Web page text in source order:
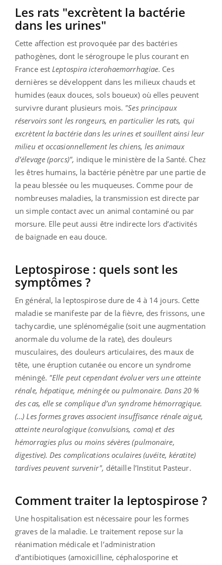
Les rats "excrètent la bactérie
dans les urines"
Cette affection est provoquée par des bactéries
pathogènes, dont le sérogroupe le plus courant en
France est Leptospira icterohaemorrhagiae. Ces
dernières se développent dans les milieux chauds et
humides (eaux douces, sols boueux) où elles peuvent
survivre durant plusieurs mois. "Ses principaux
réservoirs sont les rongeurs, en particulier les rats, qui
excrètent la bactérie dans les urines et souillent ainsi leur
milieu et occasionnellement les chiens, les animaux
d’élevage (porcs)", indique le ministère de la Santé. Chez
les êtres humains, la bactérie pénètre par une partie de
la peau blessée ou les muqueuses. Comme pour de
nombreuses maladies, la transmission est directe par
un simple contact avec un animal contaminé ou par
morsure. Elle peut aussi être indirecte lors d’activités
de baignade en eau douce.
Leptospirose : quels sont les
symptômes ?
En général, la leptospirose dure de 4 à 14 jours. Cette
maladie se manifeste par de la fièvre, des frissons, une
tachycardie, une splénomégalie (soit une augmentation
anormale du volume de la rate), des douleurs
musculaires, des douleurs articulaires, des maux de
tête, une éruption cutanée ou encore un syndrome
méningé. "Elle peut cependant évoluer vers une atteinte
rénale, hépatique, méningée ou pulmonaire. Dans 20 %
des cas, elle se complique d’un syndrome hémorragique.
(…) Les formes graves associent insuffisance rénale aiguë,
atteinte neurologique (convulsions, coma) et des
hémorragies plus ou moins sévères (pulmonaire,
digestive). Des complications oculaires (uvéite, kératite)
tardives peuvent survenir", détaille l’Institut Pasteur.
Comment traiter la leptospirose ?
Une hospitalisation est nécessaire pour les formes
graves de la maladie. Le traitement repose sur la
réanimation médicale et l’administration
d’antibiotiques (amoxicilline, céphalosporine et